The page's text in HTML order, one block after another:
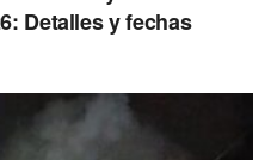
Detalles y fechas